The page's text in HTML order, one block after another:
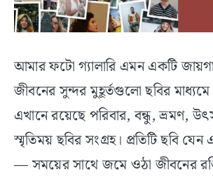
আমার ফটো গ্যালারি এমন একটি
জীবনের সুন্দর মুহূর্তগুলো ছবির মাধ্যমে
এখানে রয়েছে পরিবার, বন্ধু, ভ্রমণ,
স্মৃতিময় ছবির সংগ্রহ। প্রতিটি ছবি
— সময়ের সাথে জমে ওঠা জীবনের